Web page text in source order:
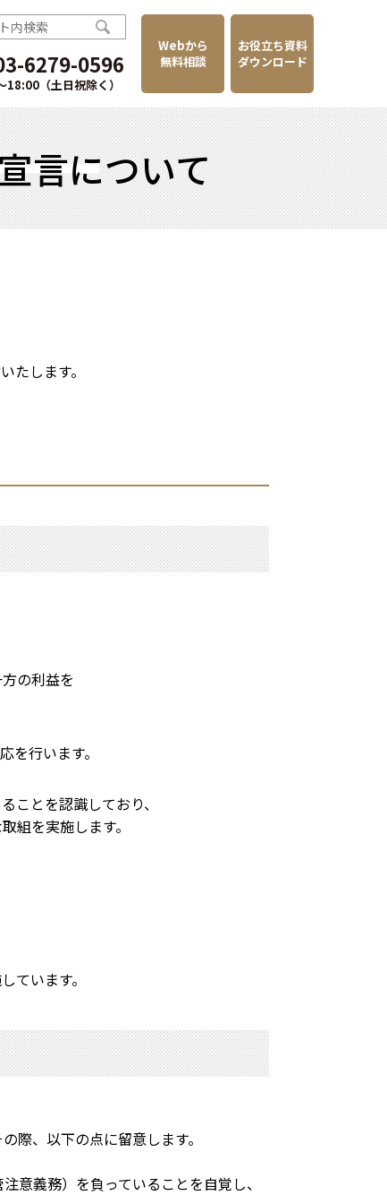
6279-0596
18:00（土日祝除く）
Webから
無料相談
お役立ち資料
ダウンロード
言について
たします。
の利益を
行います。
とを認識しており、
を実施します。
ています。
、以下の点に留意します。
意義務）を負っていることを自覚し、